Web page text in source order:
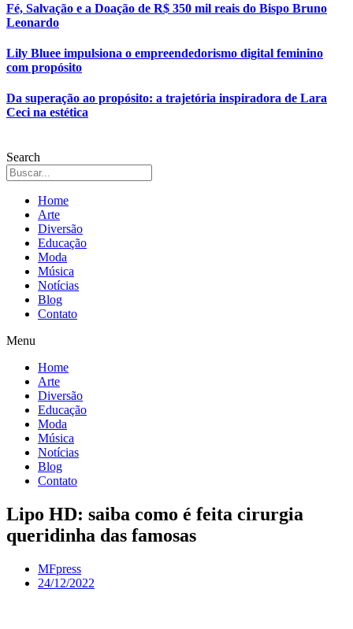
Fé, Salvação e a Doação de R$ 350 mil reais do Bispo Bruno
Leonardo
Lily Bluee impulsiona o empreendedorismo digital feminino
com propósito
Da superação ao propósito: a trajetória inspiradora de Lara
Ceci na estética
Search
Home
Arte
Diversão
Educação
Moda
Música
Notícias
Blog
Contato
Menu
Home
Arte
Diversão
Educação
Moda
Música
Notícias
Blog
Contato
Lipo HD: saiba como é feita cirurgia
queridinha das famosas
MFpress
24/12/2022